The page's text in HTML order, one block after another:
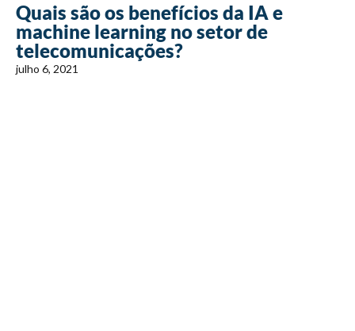
Quais são os benefícios da IA e
machine learning no setor de
telecomunicações?
julho 6, 2021